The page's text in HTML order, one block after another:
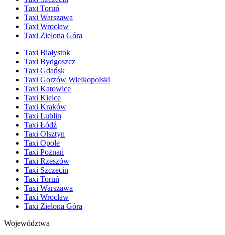
Taxi Toruń
Taxi Warszawa
Taxi Wrocław
Taxi Zielona Góra
Taxi Białystok
Taxi Bydgoszcz
Taxi Gdańsk
Taxi Gorzów Wielkopolski
Taxi Katowice
Taxi Kielce
Taxi Kraków
Taxi Lublin
Taxi Łódź
Taxi Olsztyn
Taxi Opole
Taxi Poznań
Taxi Rzeszów
Taxi Szczecin
Taxi Toruń
Taxi Warszawa
Taxi Wrocław
Taxi Zielona Góra
Województwa